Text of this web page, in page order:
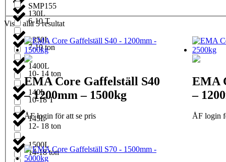
SMP155
130L
1350L
1400L
140L
145L
1500L
6-10 T
7-10 ton
10- 14 ton
10-18 T
12- 18 ton
14-18 ton
Visar alla 5 resultat
EMA Core Gaffelställ S40
– 1200mm – 1500kg
ÅF login för att se pris
EMA
–
ÅF login